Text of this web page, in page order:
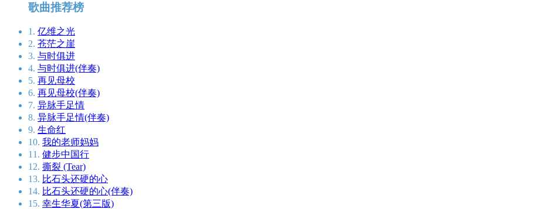
歌曲推荐榜
1. 亿维之光
2. 苍茫之崖
3. 与时俱进
4. 与时俱进(伴奏)
5. 再见母校
6. 再见母校(伴奏)
7. 异脉手足情
8. 异脉手足情(伴奏)
9. 生命红
10. 我的老师妈妈
11. 健步中国行
12. 撕裂 (Tear)
13. 比石头还硬的心
14. 比石头还硬的心(伴奏)
15. 幸生华夏(第三版)